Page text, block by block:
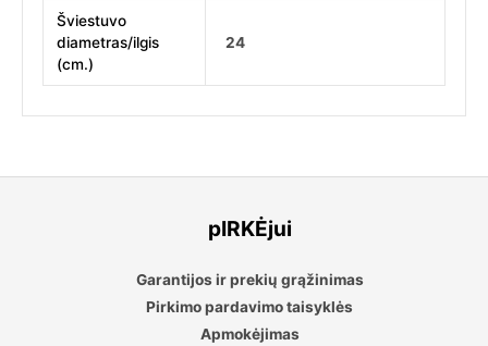
Šviestuvo
diametras/ilgis
(cm.)
24
pIRKĖjui
Garantijos ir prekių grąžinimas
Pirkimo pardavimo taisyklės
Apmokėjimas